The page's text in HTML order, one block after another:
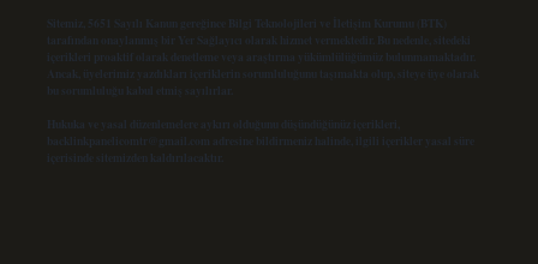
Sitemiz, 5651 Sayılı Kanun gereğince Bilgi Teknolojileri ve İletişim Kurumu (BTK)
tarafından onaylanmış bir Yer Sağlayıcı olarak hizmet vermektedir. Bu nedenle, sitedeki
içerikleri proaktif olarak denetleme veya araştırma yükümlülüğümüz bulunmamaktadır.
Ancak, üyelerimiz yazdıkları içeriklerin sorumluluğunu taşımakta olup, siteye üye olarak
bu sorumluluğu kabul etmiş sayılırlar.
Hukuka ve yasal düzenlemelere aykırı olduğunu düşündüğünüz içerikleri,
backlinkpanelicomtr@gmail.com adresine bildirmeniz halinde, ilgili içerikler yasal süre
içerisinde sitemizden kaldırılacaktır.